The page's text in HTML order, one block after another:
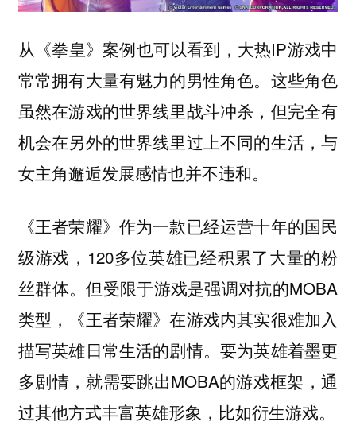
从《拳皇》案例也可以看到，大热IP游戏中
常常拥有大量有魅力的男性角色。这些角色
虽然在游戏的世界线里战斗冲杀，但完全有
机会在另外的世界线里过上不同的生活，与
女主角邂逅发展感情也并不违和。
《王者荣耀》作为一款已经运营十年的国民
级游戏，120多位英雄已经积累了大量的粉
丝群体。但受限于游戏是强调对抗的MOBA
类型，《王者荣耀》在游戏内其实很难加入
描写英雄日常生活的剧情。要为英雄着墨更
多剧情，就需要跳出MOBA的游戏框架，通
过其他方式丰富英雄形象，比如衍生游戏。